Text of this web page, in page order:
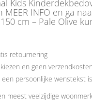
Kids
INFO en ga
cm – Pale Olive
retournering
en geen
een persoonlijke wenstekst
meest veelzijdige